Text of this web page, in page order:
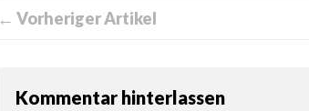
← Vorheriger Artikel
Kommentar hinterlassen